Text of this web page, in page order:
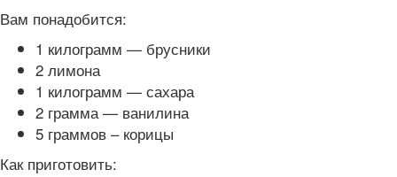
Вам понадобится:
1 килограмм — брусники
2 лимона
1 килограмм — сахара
2 грамма — ванилина
5 граммов – корицы
Как приготовить: